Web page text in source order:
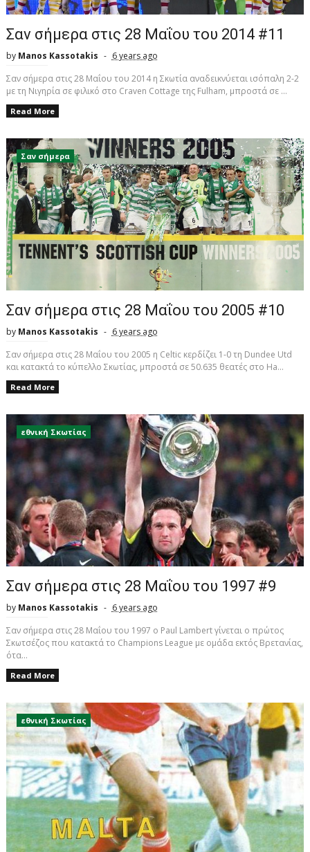
Σαν σήμερα στις 28 Μαΐου του 2014 #11
by Manos Kassotakis
6 years ago
Σαν σήμερα στις 28 Μαΐου του 2014 η Σκωτία αναδεικνύεται ισόπαλη 2-2
με τη Νιγηρία σε φιλικό στο Craven Cottage της Fulham, μπροστά σε ...
Read More
Σαν σήμερα
Σαν σήμερα στις 28 Μαΐου του 2005 #10
by Manos Kassotakis
6 years ago
Σαν σήμερα στις 28 Μαΐου του 2005 η Celtic κερδίζει 1-0 τη Dundee Utd
και κατακτά το κύπελλο Σκωτίας, μπροστά σε 50.635 θεατές στο Ha...
Read More
εθνική Σκωτίας
Σαν σήμερα στις 28 Μαΐου του 1997 #9
by Manos Kassotakis
6 years ago
Σαν σήμερα στις 28 Μαΐου του 1997 ο Paul Lambert γίνεται ο πρώτος
Σκωτσέζος που κατακτά το Champions League με ομάδα εκτός Βρετανίας,
ότα...
Read More
εθνική Σκωτίας